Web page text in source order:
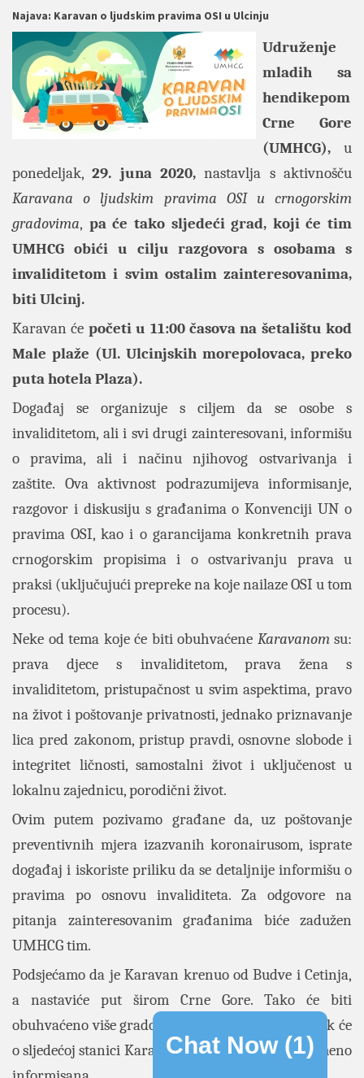
Najava: Karavan o ljudskim pravima OSI u Ulcinju
Udruženje
mladih sa
hendikepom
Crne Gore
(UMHCG), u
ponedeljak,29. juna 2020,nastavlja s aktivnošču
Karavana o ljudskim pravima OSI u crnogorskim
gradovima, pa će tako sljedeći grad, koji će tim
UMHCG obići u cilju razgovora s osobama s
invaliditetom i svim ostalim zainteresovanima,
biti Ulcinj.
Karavan će početi u 11:00 časova na šetalištu kod
Male plaže (Ul. Ulcinjskih morepolovaca, preko
puta hotela Plaza).
Događaj se organizuje s ciljem da se osobe s
invaliditetom, ali i svi drugi zainteresovani, informišu
o pravima, ali i načinu njihovog ostvarivanja i
zaštite. Ova aktivnost podrazumijeva informisanje,
razgovor i diskusiju s građanima o Konvenciji UN o
pravima OSI, kao i o garancijama konkretnih prava
crnogorskim propisima i o ostvarivanju prava u
praksi (uključujući prepreke na koje nailaze OSI u tom
procesu).
Neke od tema koje će biti obuhvaćene Karavanomsu:
prava djece s invaliditetom, prava žena s
invaliditetom, pristupačnost u svim aspektima, pravo
na život i poštovanje privatnosti, jednako priznavanje
lica pred zakonom, pristup pravdi, osnovne slobode i
integritet ličnosti, samostalni život i uključenost u
lokalnu zajednicu, porodični život.
Ovim putem pozivamo građane da, uz poštovanje
preventivnih mjera izazvanih koronairusom, isprate
događaj i iskoriste priliku da se detaljnije informišu o
pravima po osnovu invaliditeta. Za odgovore na
pitanja zainteresovanim građanima biće zadužen
UMHCG tim.
Podsjećamo da je Karavan krenuo od Budve i Cetinja,
a nastaviće put širom Crne Gore. Tako će biti
obuhvaćeno više gradova s teritorije Crne Gore, dok će
o sljedećoj stanici Karavana javnost biti blagovremeno
Chat Now (1)